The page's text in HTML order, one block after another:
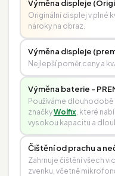
Výměna displeje
Originální displej v plné
nároky na obraz.
Výměna displeje
Nejlepší poměr ceny a
Výměna baterie -
Používáme
značkyWolfix, které
vysokou kapacitu a
Čištění od prachu a
Zahrnuje čištění všech
zvenku, včetně